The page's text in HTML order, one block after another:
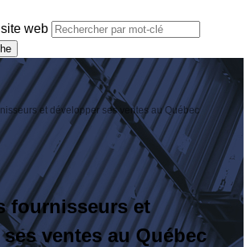
web
et développer ses ventes au Québec
fournisseurs et
ventes au Québec